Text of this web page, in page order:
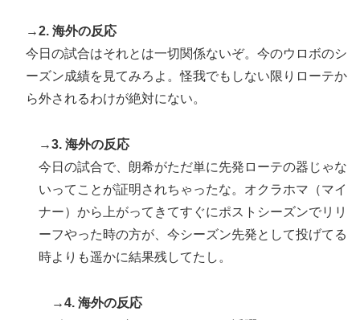
→2. 海外の反応
今日の試合はそれとは一切関係ないぞ。今のウロボのシ
ーズン成績を見てみろよ。怪我でもしない限りローテか
ら外されるわけが絶対にない。
→3. 海外の反応
今日の試合で、朗希がただ単に先発ローテの器じゃな
いってことが証明されちゃったな。オクラホマ（マイ
ナー）から上がってきてすぐにポストシーズンでリリ
ーフやった時の方が、今シーズン先発として投げてる
時よりも遥かに結果残してたし。
→4. 海外の反応